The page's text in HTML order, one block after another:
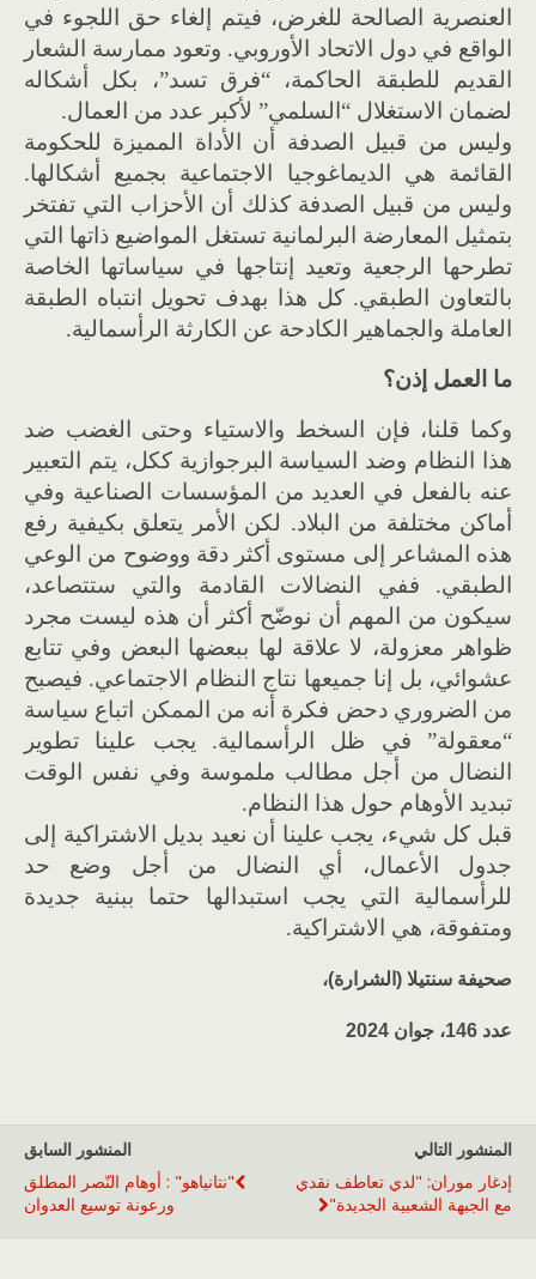
العنصرية الصالحة للغرض، فيتم إلغاء حق اللجوء في
الواقع في دول الاتحاد الأوروبي. وتعود ممارسة الشعار
القديم للطبقة الحاكمة، “فرق تسد”، بكل أشكاله
لضمان الاستغلال “السلمي” لأكبر عدد من العمال.
وليس من قبيل الصدفة أن الأداة المميزة للحكومة
القائمة هي الديماغوجيا الاجتماعية بجميع أشكالها.
وليس من قبيل الصدفة كذلك أن الأحزاب التي تفتخر
بتمثيل المعارضة البرلمانية تستغل المواضيع ذاتها التي
تطرحها الرجعية وتعيد إنتاجها في سياساتها الخاصة
بالتعاون الطبقي. كل هذا بهدف تحويل انتباه الطبقة
العاملة والجماهير الكادحة عن الكارثة الرأسمالية.
ما العمل إذن؟
وكما قلنا، فإن السخط والاستياء وحتى الغضب ضد
هذا النظام وضد السياسة البرجوازية ككل، يتم التعبير
عنه بالفعل في العديد من المؤسسات الصناعية وفي
أماكن مختلفة من البلاد. لكن الأمر يتعلق بكيفية رفع
هذه المشاعر إلى مستوى أكثر دقة ووضوح من الوعي
الطبقي. ففي النضالات القادمة والتي ستتصاعد،
سيكون من المهم أن نوضّح أكثر أن هذه ليست مجرد
ظواهر معزولة، لا علاقة لها ببعضها البعض وفي تتابع
عشوائي، بل إنا جميعها نتاج النظام الاجتماعي. فيصبح
من الضروري دحض فكرة أنه من الممكن اتباع سياسة
“معقولة” في ظل الرأسمالية. يجب علينا تطوير
النضال من أجل مطالب ملموسة وفي نفس الوقت
تبديد الأوهام حول هذا النظام.
قبل كل شيء، يجب علينا أن نعيد بديل الاشتراكية إلى
جدول الأعمال، أي النضال من أجل وضع حد
للرأسمالية التي يجب استبدالها حتما ببنية جديدة
ومتفوقة، هي الاشتراكية.
صحيفة سنتيلا (الشرارة)،
عدد 146، جوان 2024
المنشور السابق
"نتانياهو" : أوهام النّصر المطلق
ورعونة توسيع العدوان
المنشور التالي
إدغار موران: "لدي تعاطف نقدي
مع الجبهة الشعبية الجديدة"